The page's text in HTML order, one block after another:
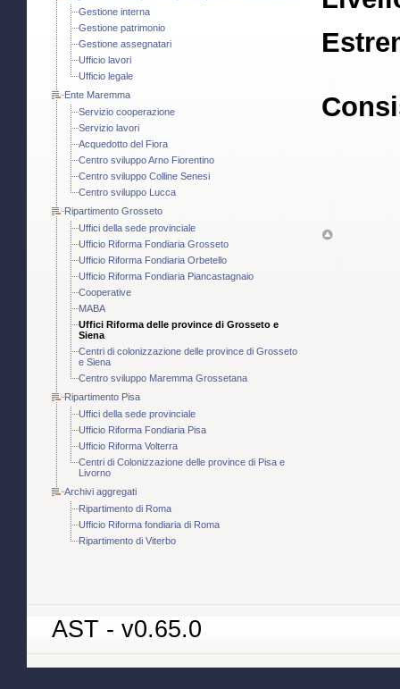
Gestione interna
Gestione patrimonio
Gestione assegnatari
Ufficio lavori
Ufficio legale
Ente Maremma
Servizio cooperazione
Servizio lavori
Acquedotto del Fiora
Centro sviluppo Arno Fiorentino
Centro sviluppo Colline Senesi
Centro sviluppo Lucca
Ripartimento Grosseto
Uffici della sede provinciale
Ufficio Riforma Fondiaria Grosseto
Ufficio Riforma Fondiaria Orbetello
Ufficio Riforma Fondiaria Piancastagnaio
Cooperative
MABA
Uffici Riforma delle province di Grosseto e
Siena
Centri di colonizzazione delle province di Grosseto
e Siena
Centro sviluppo Maremma Grossetana
Ripartimento Pisa
Uffici della sede provinciale
Ufficio Riforma Fondiaria Pisa
Ufficio Riforma Volterra
Centri di Colonizzazione delle province di Pisa e
Livorno
Archivi aggregati
Ripartimento di Roma
Ufficio Riforma fondiaria di Roma
Ripartimento di Viterbo
AST - v0.65.0